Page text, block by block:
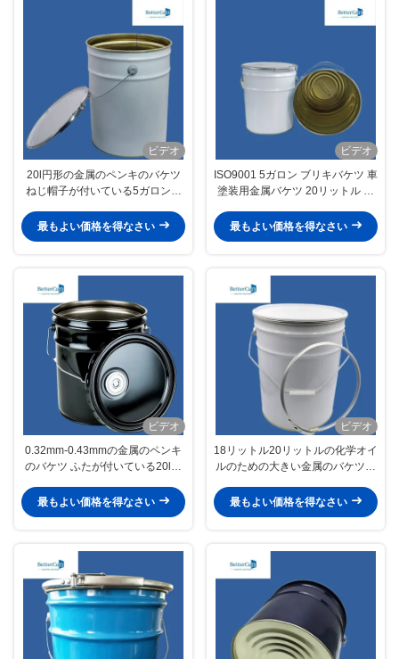
ビデオ
20l円形の金属のペンキのバケツ
ねじ帽子が付いている5ガロンの
最もよい価格を得なさい
ビデオ
ISO9001 5ガロン ブリキバケツ 車
塗装用金属バケツ 20リットル 白
最もよい価格を得なさい
ビデオ
0.32mm-0.43mmの金属のペンキ
のバケツ ふたが付いている20l黒
最もよい価格を得なさい
ビデオ
18リットル20リットルの化学オイ
ルのための大きい金属のバケツの
最もよい価格を得なさい